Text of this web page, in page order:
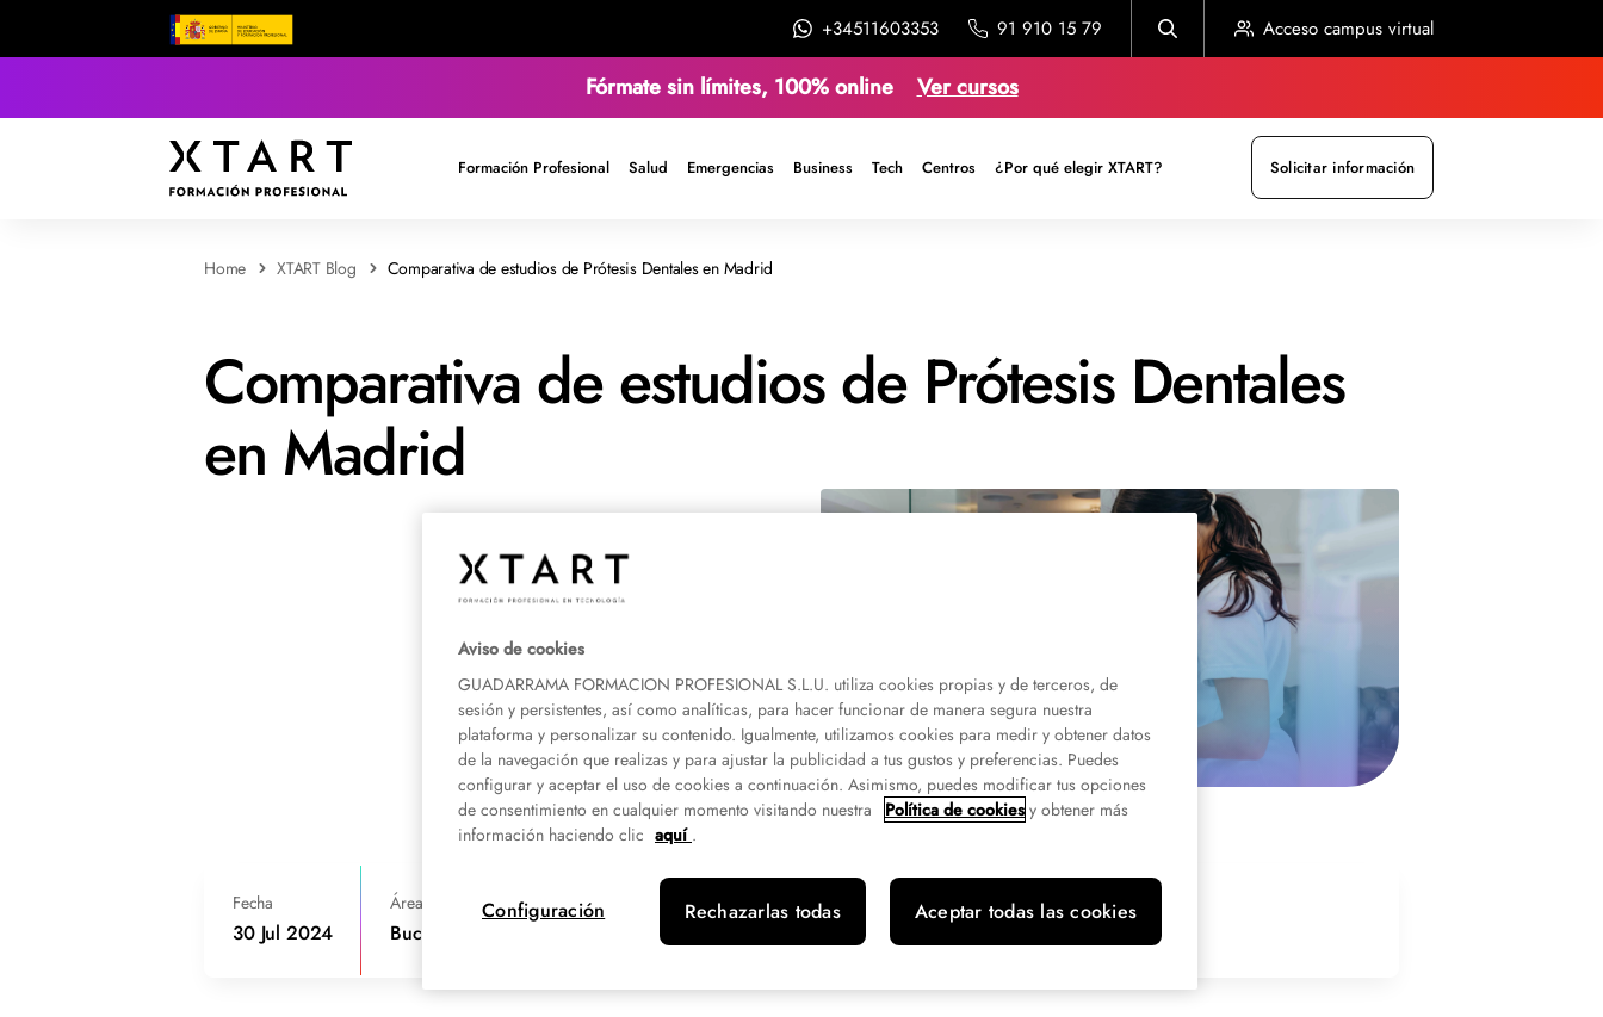
+34511603353 91 910 15 79 Acceso campus virtual
Formación Profesional Salud Emergencias Business Tech Centros ¿Por qué elegir XTART? Solicitar información
Home XTART Blog Comparativa de estudios de Prótesis Dentales en Madrid
Comparativa de estudios de Prótesis Dentales
en Madrid
Fecha
30 Jul 2024
Área de conocimiento
Bucodental
Aviso de cookies
GUADARRAMA FORMACION PROFESIONAL S.L.U. utiliza cookies propias y de terceros, de
sesión y persistentes, así como analíticas, para hacer funcionar de manera segura nuestra
plataforma y personalizar su contenido. Igualmente, utilizamos cookies para medir y obtener datos
de la navegación que realizas y para ajustar la publicidad a tus gustos y preferencias. Puedes
configurar y aceptar el uso de cookies a continuación. Asimismo, puedes modificar tus opciones
de consentimiento en cualquier momento visitando nuestra
Política de cookies y obtener más
información haciendo clic aquí .
Rechazarlas todas Aceptar todas las cookies
Configuración
Fórmate sin límites, 100% online Ver cursos